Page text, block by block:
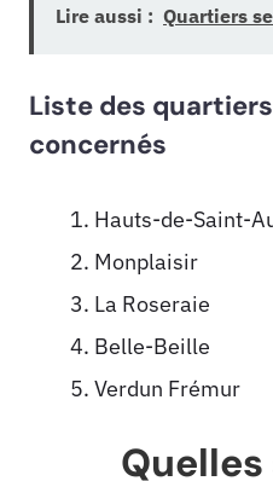
Lire aussi : Quartiers
Liste des
concernés
Hauts-de-Saint-
Monplaisir
La Roseraie
Belle-Beille
Verdun Frémur